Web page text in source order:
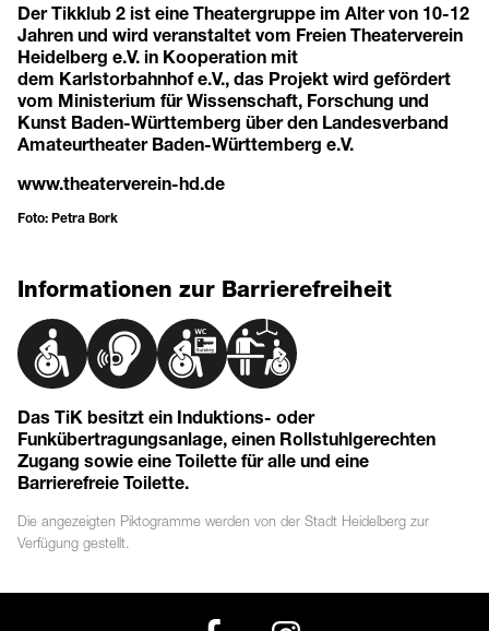
Der Tikklub 2 ist eine Theatergruppe im Alter von 10-12
Jahren und wird veranstaltet vom Freien Theaterverein
Heidelberg e.V. in Kooperation mit
dem Karlstorbahnhof e.V., das Projekt wird gefördert
vom Ministerium für Wissenschaft, Forschung und
Kunst Baden-Württemberg über den Landesverband
Amateurtheater Baden-Württemberg e.V.
www.theaterverein-hd.de
Foto: Petra Bork
Informationen zur Barrierefreiheit
Das TiK besitzt ein Induktions- oder
Funkübertragungsanlage, einen Rollstuhlgerechten
Zugang sowie eine Toilette für alle und eine
Barrierefreie Toilette.
Die angezeigten Piktogramme werden von der Stadt Heidelberg zur
Verfügung gestellt.